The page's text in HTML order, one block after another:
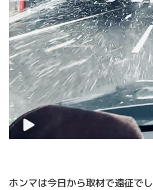
ホンマは今日から取材で遠征で